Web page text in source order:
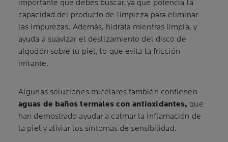
importante que debes buscar, ya que potencia la
capacidad del producto de limpieza para eliminar
las impurezas. Además, hidrata mientras limpia, y
ayuda a suavizar el deslizamiento del disco de
algodón sobre tu piel, lo que evita la fricción
irritante.
Algunas soluciones micelares también contienen
aguas de baños termales con antioxidantes, que
han demostrado ayudar a calmar la inflamación de
la piel y aliviar los síntomas de sensibilidad.